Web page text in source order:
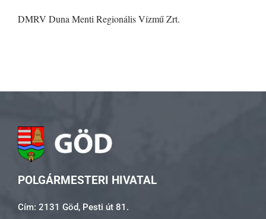
DMRV Duna Menti Regionális Vízmű Zrt.
POLGÁRMESTERI HIVATAL
Cím: 2131 Göd, Pesti út 81.